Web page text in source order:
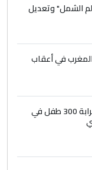
الشمل" وتعديل
في أعقاب
اليونيسف توثق استشهاد قرابة 300 طفل في